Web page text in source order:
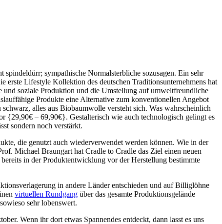
sympathische Normalsterbliche sozusagen. Ein sehr
erste Lifestyle Kollektion des deutschen Traditionsunternehmens hat
und soziale Produktion und die Umstellung auf umweltfreundliche
Produkte eine Alternative zum konventionellen Angebot
alles aus Biobaumwolle versteht sich. Was wahrscheinlich
{29,90€ – 69,90€}. Gestalterisch wie auch technologisch gelingt es
sondern noch verstärkt.
die genutzt auch wiederverwendet werden können. Wie in der
Michael Braungart hat Cradle to Cradle das Ziel einen neuen
in der Produktentwicklung vor der Herstellung bestimmte
in andere Länder entschieden und auf Billiglöhne
virtuellen Rundgang über das gesamte Produktionsgelände
sehr lobenswert.
Wenn ihr dort etwas Spannendes entdeckt, dann lasst es uns